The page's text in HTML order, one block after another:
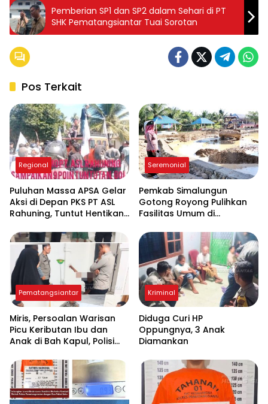
Pemberian SP1 dan SP2 dalam Sehari di PT
SHK Pematangsiantar Tuai Sorotan
Pos Terkait
Regional
Puluhan Massa APSA Gelar
Aksi di Depan PKS PT ASL
Rahuning, Tuntut Hentikan
Sungai Asahan
Seremonial
Pemkab Simalungun
Gotong Royong Pulihkan
Fasilitas Umum di
Pematangsiantar
Miris, Persoalan Warisan
Picu Keributan Ibu dan
Anak di Bah Kapul, Polisi
Kriminal
Diduga Curi HP
Oppungnya, 3 Anak
Diamankan